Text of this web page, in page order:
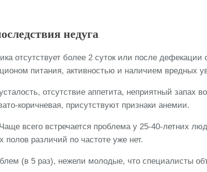
недуга
отсутствует более 2 суток или после
питания, активностью и наличием вредных
отсутствие аппетита, неприятный
коричневая, присутствуют признаки анемии.
всего встречается проблема у 25-40-летних
полов различий по частоте уже нет.
(в 5 раз), нежели молодые, что специалисты